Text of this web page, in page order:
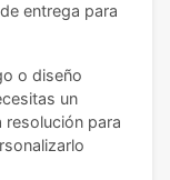
entrega para
o diseño
un
resolución para